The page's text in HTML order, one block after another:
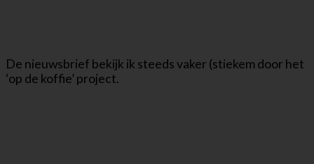
De nieuwsbrief bekijk ik steeds vaker (stiekem door het
‘op de koffie’ project.